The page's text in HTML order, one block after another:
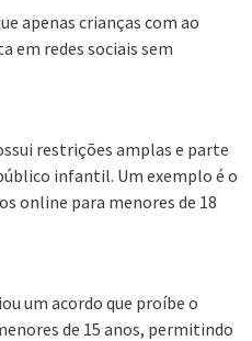
apenas crianças com ao
em redes sociais sem
restrições amplas e parte
infantil. Um exemplo é o
online para menores de 18
um acordo que proíbe o
de 15 anos, permitindo